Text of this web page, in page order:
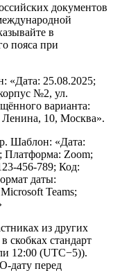
документов
в
пояса при
«Дата: 25.08.2025;
№2, ул.
варианта:
Ленина, 10, Москва».
Шаблон: «Дата:
Платформа: Zoom;
Код:
даты:
Teams;
из других
скобках стандарт
12:00 (UTC−5)).
перед